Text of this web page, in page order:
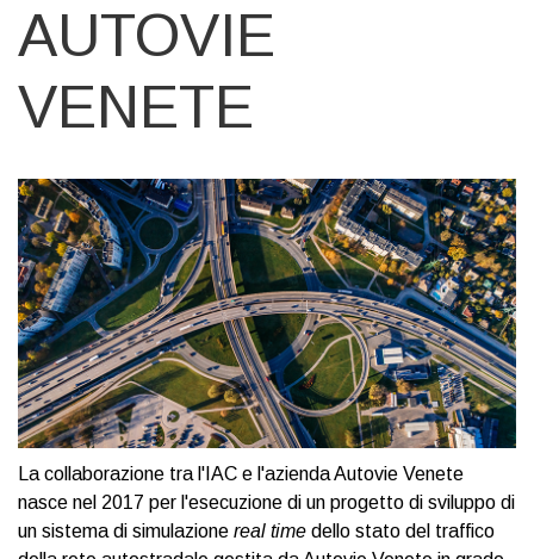
AUTOVIE
VENETE
La collaborazione tra l'IAC e l'azienda Autovie Venete
nasce nel 2017 per l'esecuzione di un progetto di sviluppo di
un sistema di simulazione real time dello stato del traffico